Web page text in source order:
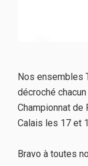
Nos ensembles
décroché
Championnat de
Calais les 17 et
Bravo à toutes